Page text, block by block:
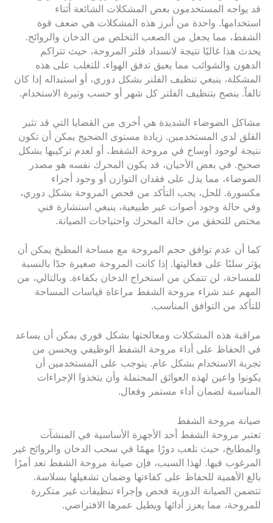
قد يواجه المستخدمون بعض المشكلات الشائعة أثناء
استخدامها. واحدة من أبرز هذه المشكلات هي ضعف قوة
الشفط، مما يجعل من الصعب التخلص من الدخان والروائح.
يحدث هذا غالبًا نتيجة لانسداد فلتر المروحة، حيث تتراكم
الدهون والشوائب مما يعيق تدفق الهواء. للتغلب على هذه
المشكلة، ينبغي تنظيف الفلتر بشكل دوري، أو استبداله إذا كان
تالفاً. ينصح بتنظيف الفلتر كل شهر أو حسب وتيرة الاستخدام.
مشاكل الضوضاء الشديدة هي أخرى من القضايا التي قد تثير
القلق لدى المستخدمين. زيادة مستوى الضجيج يمكن أن تكون
نتيجة لوجود أوساخ في مروحة الشفط، أو لعدم تركيبها بشكل
صحيح. في بعض الأحيان، قد يكون المحرك نفسه هو مصدر
الضوضاء، مما يدل على فقدان التوازن أو وجود أجزاء
مكسورة. للحل، يجب التأكد من فحص المروحة بشكل دوري،
وفي حالة وجود أصوات غير طبيعية، ينبغي استشارة فني
مختص للتحقق من حالة المحرك واحتياجات الصيانة.
كما أن عدم توافق حجم المروحة مع مساحة المطبخ يمكن أن
يؤثر سلبًا على فعاليتها. إذا كانت المروحة صغيرة جدًا بالنسبة
للمساحة، لن تتمكن من استخراج الدخان بكفاءة. وبالتالي، من
المهم عند شراء مروحة الشفط مراعاة قياسات المساحة
للتأكد من التوافق المناسب.
مراقبة هذه المشكلات ومعالجتها بشكل فوري يمكن أن يساعد
في الحفاظ على أداء مروحة الشفط الوظيفي ويحسن من
تجربة الاستخدام بشكل عام. يتوجب على المستخدمين أن
يكونوا واعين لهذه العوائق المحتملة وأن يتخذوا الإجراءات
المناسبة لضمان أداء مستمر وفعال.
صيانة مروحة الشفط
تعتبر مروحة الشفط أحد الأجهزة الأساسية في المنشآت
والمطابخ، حيث تلعب دورًا مهمًا في سحب الدخان والروائح غير
المرغوب فيها. لهذا السبب، فإن صيانة مروحة الشفط تعد أمرًا
بالغ الأهمية للحفاظ على كفاءتها وضمان تشغيلها بسلاسة.
تتضمن الصيانة الدورية فحص وإجراء تنظيفات غير متكررة
للمروحة، مما يعزز أدائها ويطيل عمرها الافتراضي.